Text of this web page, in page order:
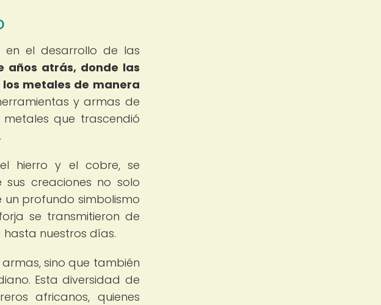
el desarrollo de las
años atrás, donde las
metales de manera
y armas de
que trascendió
hierro y el cobre, se
creaciones no solo
profundo simbolismo
se transmitieron de
nuestros días.
sino que también
Esta diversidad de
africanos, quienes